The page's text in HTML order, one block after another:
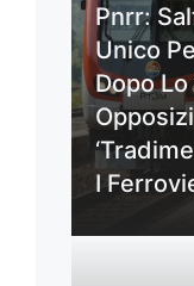
Pnrr:
Unico
Dopo Lo
I